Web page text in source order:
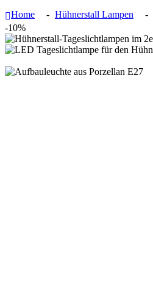
Home Hühnerstall Lampen
-10%